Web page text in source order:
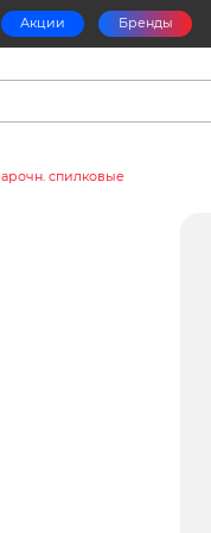
Акции Бренды
спилковые